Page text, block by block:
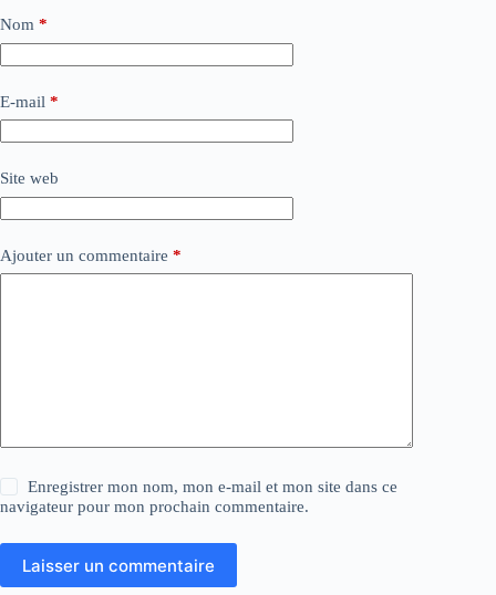
Nom *
E-mail *
Site web
Ajouter un commentaire *
Enregistrer mon nom, mon e-mail et mon site dans ce
navigateur pour mon prochain commentaire.
Laisser un commentaire